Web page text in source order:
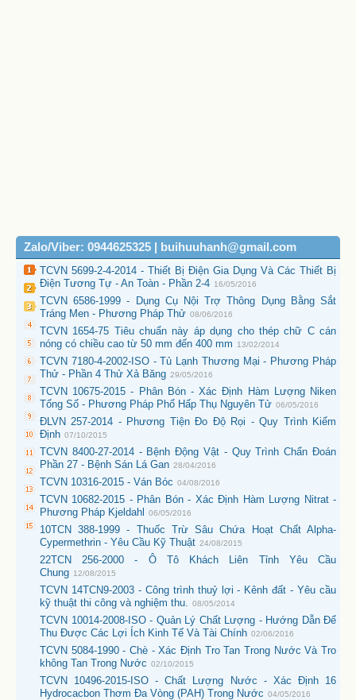
Zalo/Viber: 0944625325 | buihuuhanh@gmail.com
TCVN 5699-2-4-2014 - Thiết Bị Điện Gia Dụng Và Các Thiết Bị
Điện Tương Tự - An Toàn - Phần 2-4 16/05/2016
TCVN 6586-1999 - Dụng Cụ Nội Trợ Thông Dụng Bằng Sắt
Tráng Men - Phương Pháp Thử 08/06/2016
TCVN 1654-75 Tiêu chuẩn này áp dụng cho thép chữ C cán
nóng có chiều cao từ 50 mm đến 400 mm
13/02/2014
TCVN 7180-4-2002-ISO - Tủ Lạnh Thương Mại - Phương Pháp
Thử - Phần 4 Thử Xả Băng 29/05/2016
TCVN 10675-2015 - Phân Bón - Xác Định Hàm Lượng Niken
Tổng Số - Phương Pháp Phổ Hấp Thụ Nguyên Tử 06/05/2016
ĐLVN 257-2014 - Phương Tiện Đo Độ Rọi - Quy Trình Kiểm
Định 07/10/2015
TCVN 8400-27-2014 - Bệnh Động Vật - Quy Trình Chẩn Đoán
Phần 27 - Bệnh Sán Lá Gan 28/04/2016
TCVN 10316-2015 - Ván Bóc 04/08/2016
TCVN 10682-2015 - Phân Bón - Xác Định Hàm Lượng Nitrat -
Phương Pháp Kjeldahl
06/05/2016
10TCN 388-1999 - Thuốc Trừ Sâu Chứa Hoạt Chất Alpha-
Cypermethrin - Yêu Cầu Kỹ Thuật 24/08/2015
22TCN 256-2000 - Ô Tô Khách Liên Tỉnh Yêu Cầu
Chung 12/08/2015
TCVN 14TCN9-2003 - Công trình thuỷ lợi - Kênh đất - Yêu cầu
kỹ thuật thi công và nghiệm thu.
08/05/2014
TCVN 10014-2008-ISO - Quản Lý Chất Lượng - Hướng Dẫn Để
Thu Được Các Lợi Ích Kinh Tế Và Tài Chính 02/06/2016
TCVN 5084-1990 - Chè - Xác Định Tro Tan Trong Nước Và Tro
không Tan Trong Nước 02/10/2015
TCVN 10496-2015-ISO - Chất Lượng Nước - Xác Định 16
Hydrocacbon Thơm Đa Vòng (PAH) Trong Nước 04/05/2016